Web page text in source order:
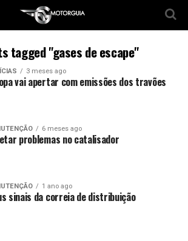
tagged "gases de escape"
3 meses ago
vai apertar com emissões dos travões
6 meses ago
problemas no catalisador
1 ano ago
sinais da correia de distribuição